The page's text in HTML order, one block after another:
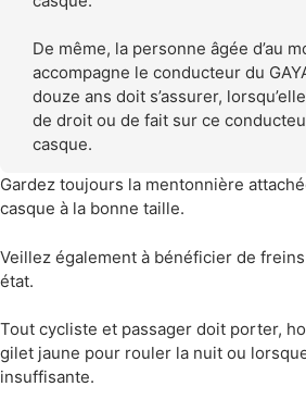
De même, la personne âgée d’au
accompagne le conducteur du
douze ans doit s’assurer,
de droit ou de fait sur ce
casque.
Gardez toujours la mentonnière
casque à la bonne taille.
Veillez également à bénéficier de
état.
Tout cycliste et passager doit porter,
gilet jaune pour rouler la nuit ou
insuffisante.